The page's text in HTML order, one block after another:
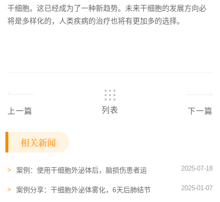
干细胞。这已经成为了一种新趋势。未来干细胞的发展方向必
将是多样化的，人类疾病的治疗也将有更加多的选择。
上一篇 列表 下一篇
相关新闻
案例：使用干细胞外泌体后，脑损伤患者运
2025-07-18
案例分享：干细胞外泌体雾化，6天后肺结节
2025-01-07